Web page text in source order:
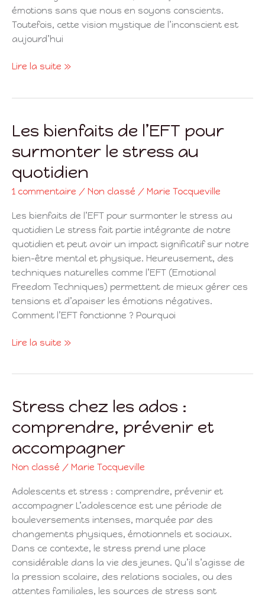
émotions sans que nous en soyons conscients.
Toutefois, cette vision mystique de l’inconscient est
aujourd’hui
Lire la suite »
Les bienfaits de l’EFT pour
surmonter le stress au
quotidien
1 commentaire / Non classé / Marie Tocqueville
Les bienfaits de l’EFT pour surmonter le stress au
quotidien Le stress fait partie intégrante de notre
quotidien et peut avoir un impact significatif sur notre
bien-être mental et physique. Heureusement, des
techniques naturelles comme l’EFT (Emotional
Freedom Techniques) permettent de mieux gérer ces
tensions et d’apaiser les émotions négatives.
Comment l’EFT fonctionne ? Pourquoi
Les
de
l’EFT
pour
surmonter
le
stress
au
quotidien
Lire la suite »
Stress chez les ados :
comprendre, prévenir et
accompagner
Non classé / Marie Tocqueville
Adolescents et stress : comprendre, prévenir et
accompagner L’adolescence est une période de
bouleversements intenses, marquée par des
changements physiques, émotionnels et sociaux.
Dans ce contexte, le stress prend une place
considérable dans la vie des jeunes. Qu’il s’agisse de
la pression scolaire, des relations sociales, ou des
attentes familiales, les sources de stress sont
Stress
les
ados
comprendre,
prévenir
et
accompagner